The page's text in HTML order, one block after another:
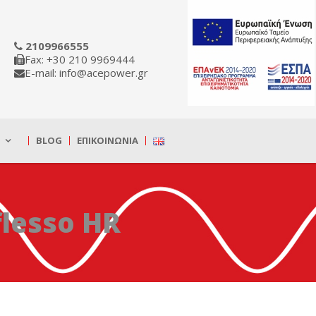
2109966555
Fax: +30 210 9969444
E-mail: info@acepower.gr
BLOG ΕΠΙΚΟΙΝΩΝΊΑ
HR